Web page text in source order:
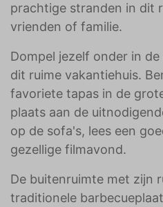
prachtige stranden in dit
vrienden of familie.
Dompel jezelf onder in
dit ruime vakantiehuis.
favoriete tapas in de
plaats aan de
op de sofa's, lees een
gezellige filmavond.
De buitenruimte met zijn
traditionele